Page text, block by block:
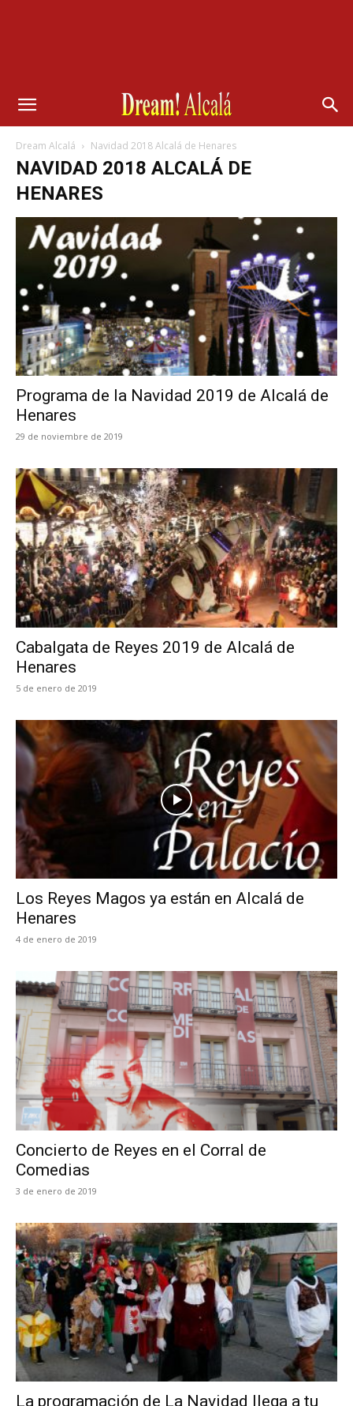
Dream Alcalá Navidad 2018 Alcalá de Henares
NAVIDAD 2018 ALCALÁ DE
HENARES
Programa de la Navidad 2019 de Alcalá de
Henares
29 de noviembre de 2019
Cabalgata de Reyes 2019 de Alcalá de
Henares
5 de enero de 2019
Los Reyes Magos ya están en Alcalá de
Henares
4 de enero de 2019
Concierto de Reyes en el Corral de
Comedias
3 de enero de 2019
La programación de La Navidad llega a tu